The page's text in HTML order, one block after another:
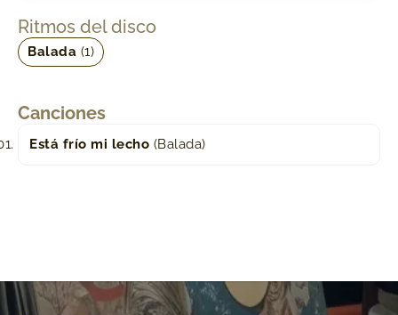
Ritmos del disco
Balada (1)
Canciones
Está frío mi lecho (Balada)